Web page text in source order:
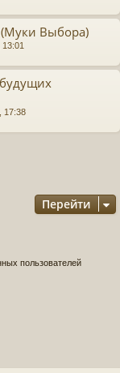
(Муки Выбора)
17:38
Перейти
пользователей